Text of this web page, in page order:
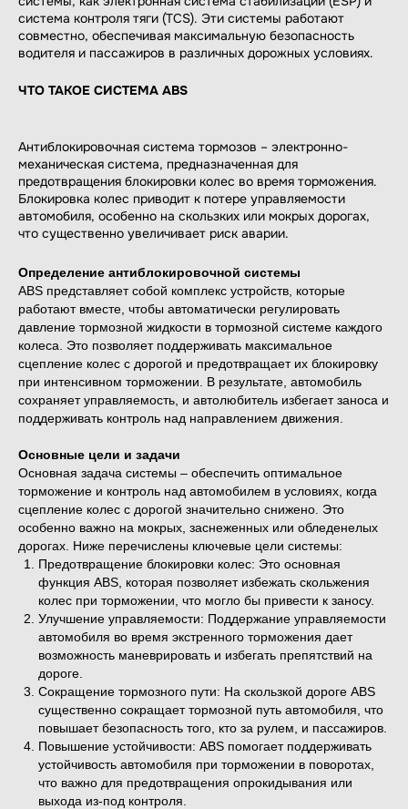
система контроля тяги (TCS). Эти системы работают
совместно, обеспечивая максимальную безопасность
водителя и пассажиров в различных дорожных условиях.
ЧТО ТАКОЕ СИСТЕМА ABS
Антиблокировочная система тормозов – электронно-
механическая система, предназначенная для
предотвращения блокировки колес во время торможения.
Блокировка колес приводит к потере управляемости
автомобиля, особенно на скользких или мокрых дорогах,
что существенно увеличивает риск аварии.
Определение антиблокировочной системы
ABS представляет собой комплекс устройств, которые
работают вместе, чтобы автоматически регулировать
давление тормозной жидкости в тормозной системе каждого
колеса. Это позволяет поддерживать максимальное
сцепление колес с дорогой и предотвращает их блокировку
при интенсивном торможении. В результате, автомобиль
сохраняет управляемость, и автолюбитель избегает заноса и
поддерживать контроль над направлением движения.
Основные цели и задачи
Основная задача системы – обеспечить оптимальное
торможение и контроль над автомобилем в условиях, когда
сцепление колес с дорогой значительно снижено. Это
особенно важно на мокрых, заснеженных или обледенелых
дорогах. Ниже перечислены ключевые цели системы:
Предотвращение блокировки колес: Это основная
функция ABS, которая позволяет избежать скольжения
колес при торможении, что могло бы привести к заносу.
Улучшение управляемости: Поддержание управляемости
автомобиля во время экстренного торможения дает
возможность маневрировать и избегать препятствий на
дороге.
Сокращение тормозного пути: На скользкой дороге ABS
существенно сокращает тормозной путь автомобиля, что
повышает безопасность того, кто за рулем, и пассажиров.
Повышение устойчивости: ABS помогает поддерживать
устойчивость автомобиля при торможении в поворотах,
что важно для предотвращения опрокидывания или
выхода из-под контроля.